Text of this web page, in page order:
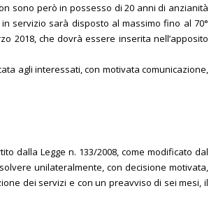
sono però in possesso di 20 anni di anzianità
servizio sarà disposto al massimo fino al 70°
2018, che dovrà essere inserita nell’apposito
agli interessati, con motivata comunicazione,
dalla Legge n. 133/2008, come modificato dal
unilateralmente, con decisione motivata,
dei servizi e con un preavviso di sei mesi, il